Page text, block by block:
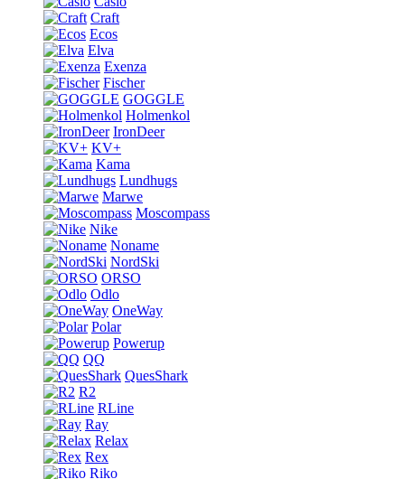
Craft
Ecos
Elva
Exenza
Fischer
GOGGLE
Holmenkol
IronDeer
KV+
Kama
Lundhugs
Marwe
Moscompass
Nike
Noname
NordSki
ORSO
Odlo
OneWay
Polar
Powerup
QQ
QuesShark
R2
RLine
Ray
Relax
Rex
Riko